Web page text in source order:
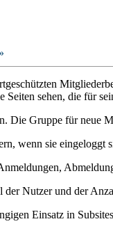
sehen, die für
Die Gruppe für neue
wenn sie
der Nutzer und der
Einsatz in